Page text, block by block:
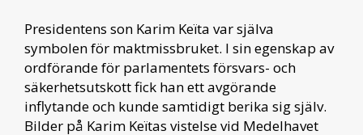
Presidentens son Karim Keïta var själva
symbolen för maktmissbruket. I sin egenskap av
ordförande för parlamentets försvars- och
säkerhetsutskott fick han ett avgörande
inflytande och kunde samtidigt berika sig själv.
Bilder på Karim Keïtas vistelse vid Medelhavet